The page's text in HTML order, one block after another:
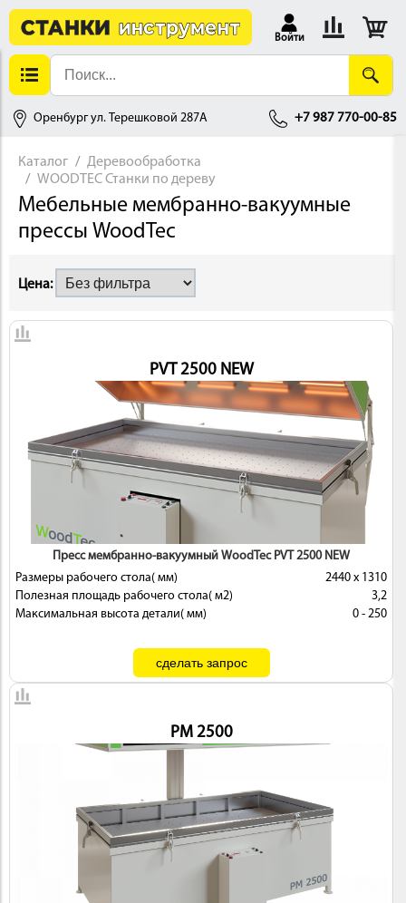
Войти
Оренбург ул. Терешковой 287А +7 987 770-00-85
ОСНАСТКА
Каталог
Деревообработка
WOODTEC Станки по дереву
Мебельные мембранно-вакуумные
прессы WoodTec
Цена:
PVT 2500 NEW
Пресс мембранно-вакуумный WoodTec PVT 2500 NEW
Размеры рабочего стола( мм)
2440 х 1310
Полезная площадь рабочего стола( м2)
3,2
Максимальная высота детали( мм)
0 - 250
PM 2500